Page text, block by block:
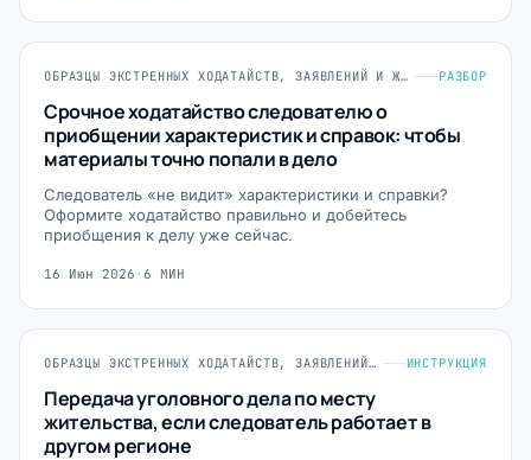
ОБРАЗЦЫ ЭКСТРЕННЫХ ХОДАТАЙСТВ, ЗАЯВЛЕНИЙ И ЖАЛОБ РАЗБОР
Срочное ходатайство следователю о
приобщении характеристик и справок: чтобы
материалы точно попали в дело
Следователь «не видит» характеристики и справки?
Оформите ходатайство правильно и добейтесь
приобщения к делу уже сейчас.
16 Июн 2026 · 6 МИН
ОБРАЗЦЫ ЭКСТРЕННЫХ ХОДАТАЙСТВ, ЗАЯВЛЕНИЙ И ЖАЛОБ ИНСТРУКЦИЯ
Передача уголовного дела по месту
жительства, если следователь работает в
другом регионе